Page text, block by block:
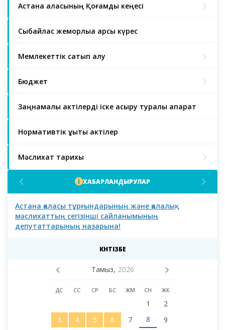
Астана қаласының Қоғамдық кеңесі
Сыбайлас жемқорлыққа қарсы күрес
Мемлекеттік сатып алу
Бюджет
Заңнамалық актілерді іске асыру туралы ақпарат
Нормативтік құқықтық актілер
Мәслихат тарихы
ХАБАРЛАНДЫРУЛАР
Астана қаласы тұрғындарының және қалалық
мәслихаттың сегізінші сайланымының
депутаттарының назарына!
КҮНТІЗБЕ
Тамыз, 2026
ДС СС СР БС ЖМ СН ЖК
1
2
3
4 5 6 7 8
9